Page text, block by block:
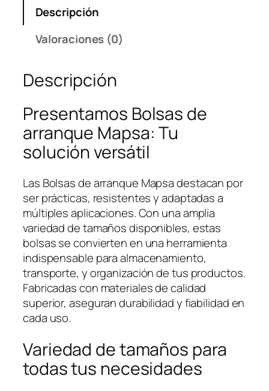
Descripción
Valoraciones (0)
Descripción
Presentamos Bolsas de
arranque Mapsa: Tu
solución versátil
Las Bolsas de arranque Mapsa destacan por
ser prácticas, resistentes y adaptadas a
múltiples aplicaciones. Con una amplia
variedad de tamaños disponibles, estas
bolsas se convierten en una herramienta
indispensable para almacenamiento,
transporte, y organización de tus productos.
Fabricadas con materiales de calidad
superior, aseguran durabilidad y fiabilidad en
cada uso.
Variedad de tamaños para
todas tus necesidades